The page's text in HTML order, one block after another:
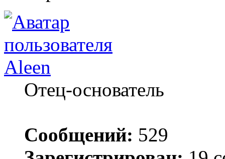
Aleen
Отец-основатель
Сообщений: 529